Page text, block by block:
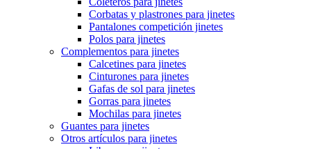
Corbatas y plastrones para jinetes
Pantalones competición jinetes
Polos para jinetes
Complementos para jinetes
Calcetines para jinetes
Cinturones para jinetes
Gafas de sol para jinetes
Gorras para jinetes
Mochilas para jinetes
Guantes para jinetes
Otros artículos para jinetes